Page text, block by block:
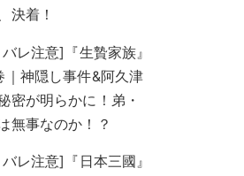
決着！
レ注意]『生贄家族』
｜神隠し事件&阿久津
密が明らかに！弟・
無事なのか！？
レ注意]『日本三國』